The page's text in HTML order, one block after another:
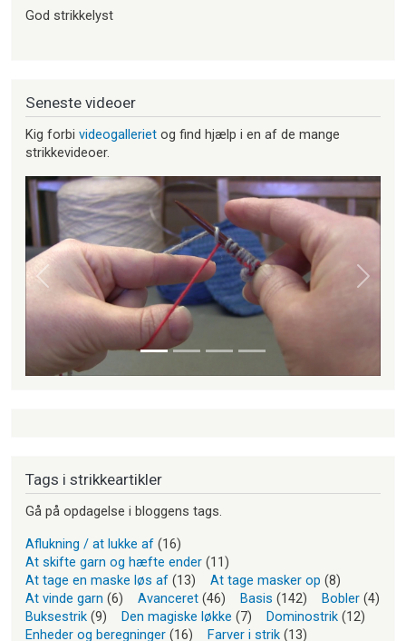
God strikkelyst
Seneste videoer
Kig forbi videogalleriet og find hjælp i en af de mange
strikkevideoer.
Forrige Næste
Tags i strikkeartikler
Gå på opdagelse i bloggens tags.
Aflukning / at lukke af (16)
At skifte garn og hæfte ender (11)
At tage en maske løs af (13) At tage masker op (8)
At vinde garn (6) Avanceret (46) Basis (142) Bobler (4)
Buksestrik (9) Den magiske løkke (7) Dominostrik (12)
Enheder og beregninger (16) Farver i strik (13)